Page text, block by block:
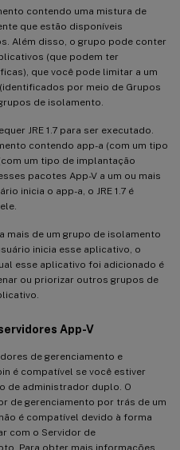
contendo uma mistura de
que estão disponíveis
Além disso, o grupo pode conter
(que podem ter
que você pode limitar a um
por meio de Grupos
de isolamento.
JRE 1.7 para ser executado.
contendo app-a (com um tipo
um tipo de implantação
pacotes App-V a um ou mais
inicia o app-a, o JRE 1.7 é
mais de um grupo de isolamento
inicia esse aplicativo, o
esse aplicativo foi adicionado é
ou priorizar outros grupos de
App-V
de gerenciamento e
é compatível se você estiver
de administrador duplo. O
de gerenciamento por trás de um
é compatível devido à forma
com o Servidor de
Para obter mais informações,